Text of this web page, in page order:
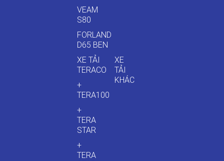
VEAM
S80
FORLAND
D65 BEN
XE TẢI
TERACO
+
TERA100
+
TERA
STAR
+
TERA
XE
TẢI
KHÁC